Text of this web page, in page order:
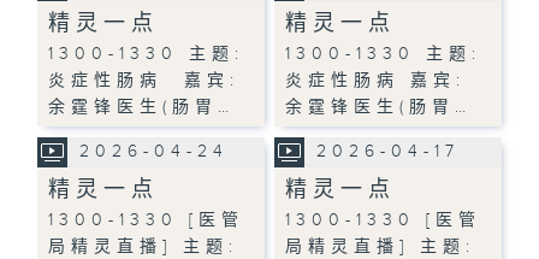
精灵一点
1300-1330 主题:
炎症性肠病 嘉宾:
余霆锋医生(肠胃…
精灵一点
1300-1330 主题:
炎症性肠病 嘉宾:
余霆锋医生(肠胃…
2026-04-24
精灵一点
1300-1330 [医管
局精灵直播] 主题:
2026-04-17
精灵一点
1300-1330 [医管
局精灵直播] 主题: